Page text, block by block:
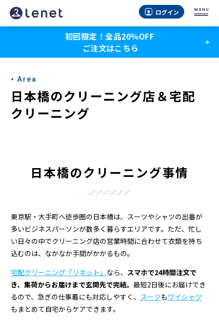
日
本
の
ク
リ
ー
宅
配
ク
リ
ー
ニ
ログイン MENU
初回限定！全品20％OFF
ご注文はこちら
Area
日本橋のクリーニング店＆宅配
クリーニング
日本橋のクリーニング事情
東京駅・大手町へ徒歩圏の日本橋は、スーツやシャツの出番が
多いビジネスパーソンが数多く暮らすエリアです。ただ、忙し
い日々の中でクリーニング店の営業時間に合わせて衣類を持ち
込むのは、なかなか手間がかかるもの。
宅配クリーニング「リネット」 なら、 スマホで24時間注文で
き、集荷からお届けまで玄関先で完結。 最短2日後にお届けでき
るので、急ぎの仕事着にも対応しやすく、 スーツもワイシャツ
もまとめて自宅からケアできます。